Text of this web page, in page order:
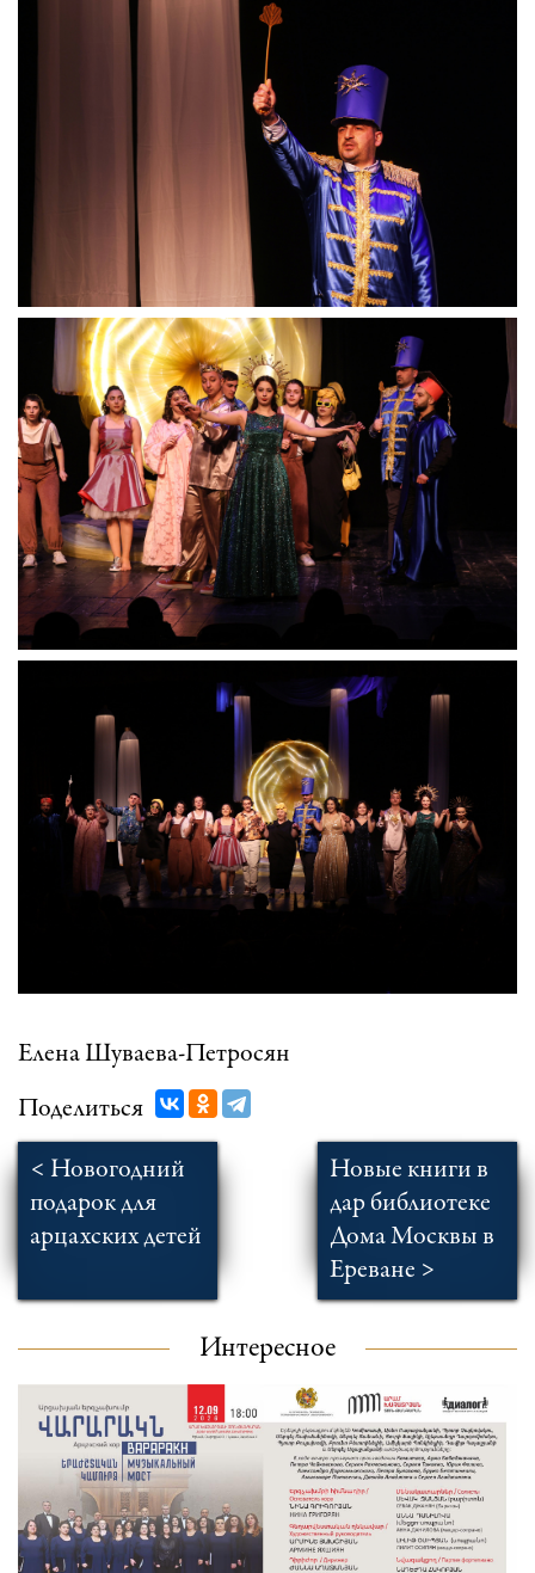
Елена Шуваева-Петросян
Поделиться
< Новогодний
подарок для
арцахских детей
Новые книги в
дар библиотеке
Дома Москвы в
Ереване >
Интересное